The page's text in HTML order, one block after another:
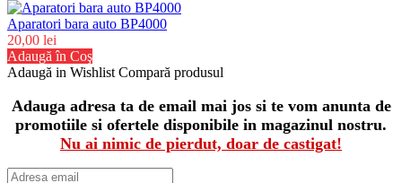
Aparatori bara auto BP4000
20,00 lei
Adaugă în Coş
Adaugă in Wishlist Compară produsul
Adauga adresa ta de email mai jos si te vom anunta de
promotiile si ofertele disponibile in magazinul nostru.
Nu ai nimic de pierdut, doar de castigat!